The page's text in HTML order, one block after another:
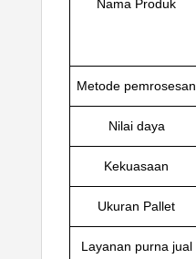
Nama Produk
Metode pemrosesan
Nilai daya
Kekuasaan
Ukuran Pallet
Layanan purna jual